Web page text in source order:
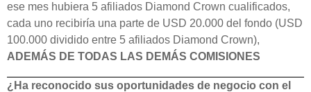
ese mes hubiera 5 afiliados Diamond Crown cualificados,
cada uno recibiría una parte de USD 20.000 del fondo (USD
100.000 dividido entre 5 afiliados Diamond Crown),
ADEMÁS DE TODAS LAS DEMÁS COMISIONES
¿Ha reconocido sus oportunidades de negocio con el